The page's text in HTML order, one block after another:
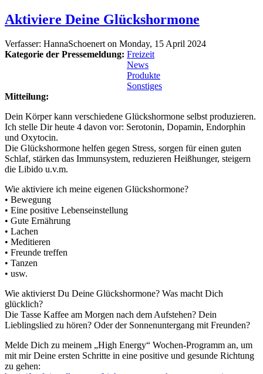
Aktiviere Deine Glückshormone
Verfasser: HannaSchoenerton Monday, 15 April 2024
Kategorie der Pressemeldung: Freizeit
News
Produkte
Sonstiges
Mitteilung:
Dein Körper kann verschiedene Glückshormone selbst produzieren.
Ich stelle Dir heute 4 davon vor: Serotonin, Dopamin, Endorphin
und Oxytocin.
Die Glückshormone helfen gegen Stress, sorgen für einen guten
Schlaf, stärken das Immunsystem, reduzieren Heißhunger, steigern
die Libido u.v.m.
Wie aktiviere ich meine eigenen Glückshormone?
• Bewegung
• Eine positive Lebenseinstellung
• Gute Ernährung
• Lachen
• Meditieren
• Freunde treffen
• Tanzen
• usw.
Wie aktivierst Du Deine Glückshormone? Was macht Dich
glücklich?
Die Tasse Kaffee am Morgen nach dem Aufstehen? Dein
Lieblingslied zu hören? Oder der Sonnenuntergang mit Freunden?
Melde Dich zu meinem „High Energy“ Wochen-Programm an, um
mit mir Deine ersten Schritte in eine positive und gesunde Richtung
zu gehen: